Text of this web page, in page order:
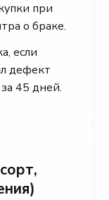
при
о браке.
если
дефект
45 дней.